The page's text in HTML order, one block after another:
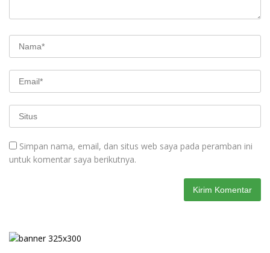
Simpan nama, email, dan situs web saya pada peramban ini
untuk komentar saya berikutnya.